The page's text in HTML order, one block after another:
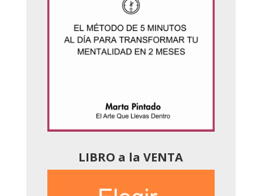
LIBRO a la VENTA